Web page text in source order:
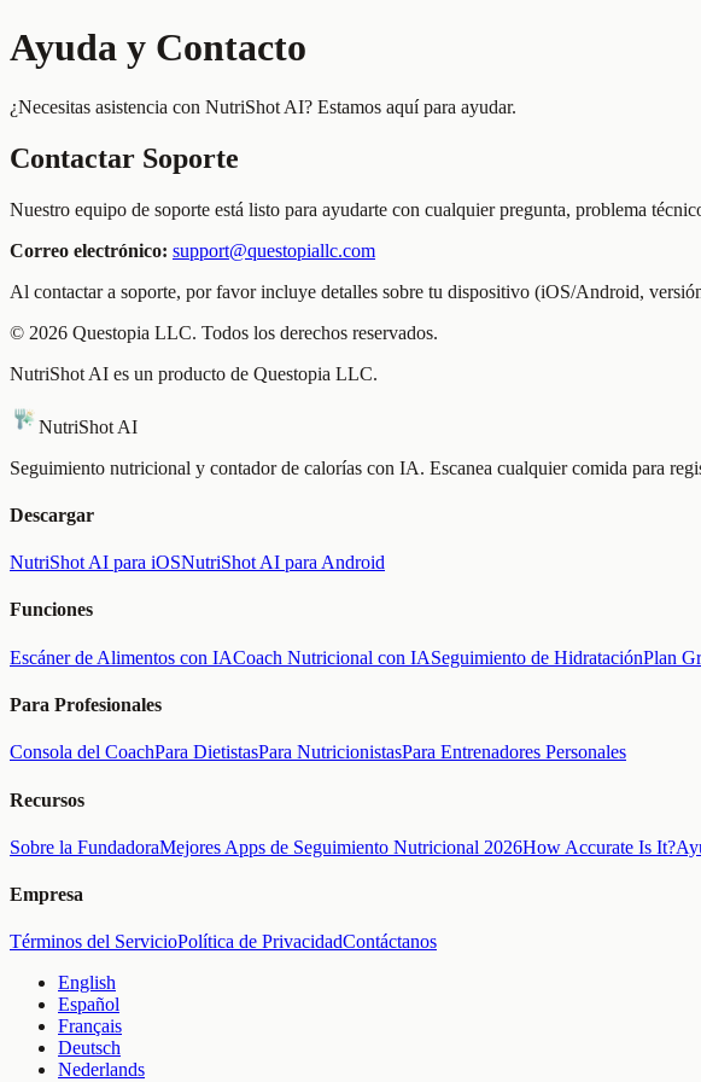
Ayuda y Contacto
¿Necesitas asistencia con NutriShot AI? Estamos aquí para ayudar.
Contactar Soporte
Nuestro equipo de soporte está listo para ayudarte con cualquier pregunta, problema
Correo electrónico: support@questopiallc.com
Al contactar a soporte, por favor incluye detalles sobre tu dispositivo (iOS/Android,
© 2026 Questopia LLC. Todos los derechos reservados.
NutriShot AI es un producto de Questopia LLC.
NutriShot AI
Seguimiento nutricional y contador de calorías con IA. Escanea cualquier comida para
Descargar
NutriShot AI para iOSNutriShot AI para Android
Funciones
Escáner de Alimentos con IACoach Nutricional con IASeguimiento de HidrataciónPlan
Para Profesionales
Consola del CoachPara DietistasPara NutricionistasPara Entrenadores Personales
Recursos
Sobre la FundadoraMejores Apps de Seguimiento Nutricional 2026How Accurate Is It?
Empresa
Términos del ServicioPolítica de PrivacidadContáctanos
English
Español
Français
Deutsch
Nederlands